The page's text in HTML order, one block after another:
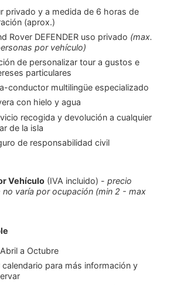
privado y a medida de 6 horas de
(aprox.)
Rover DEFENDER uso privado (max.
por vehículo)
de personalizar tour a gustos e
particulares
conductor multilingüe especializado
con hielo y agua
recogida y devolución a cualquier
de la isla
de responsabilidad civil
Vehículo (IVA incluido) -precio
no varía por ocupación (min 2 - max
a Octubre
calendario para más información y